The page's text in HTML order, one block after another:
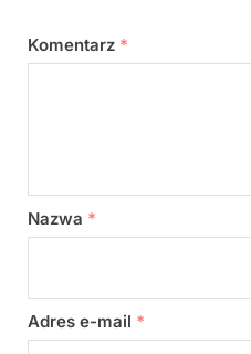
Komentarz *
Nazwa *
Adres e-mail *